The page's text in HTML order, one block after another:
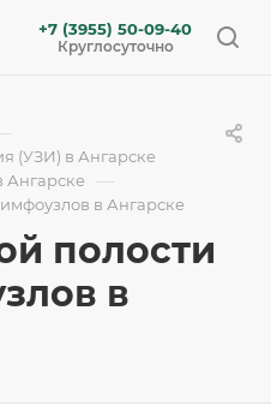
+7 (3955) 50-09-40
Круглосуточно
(УЗИ) в Ангарске
—
в Ангарске
полости
в